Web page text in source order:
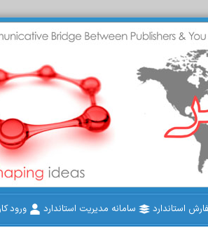
استاندارد سامانه مدیریت استاندارد ورود